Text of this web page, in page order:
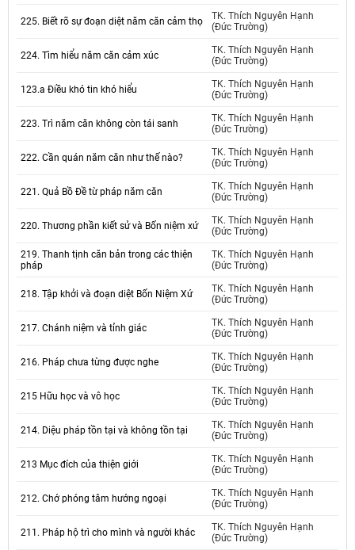
225. Biết rõ sự đoạn diệt năm căn cảm thọ
TK. Thích Nguyên Hạnh
(Đức Trường)
224. Tìm hiểu năm căn cảm xúc
TK. Thích Nguyên Hạnh
(Đức Trường)
123.a Điều khó tin khó hiểu
TK. Thích Nguyên Hạnh
(Đức Trường)
223. Trì năm căn không còn tái sanh
TK. Thích Nguyên Hạnh
(Đức Trường)
222. Cần quán năm căn như thế nào?
TK. Thích Nguyên Hạnh
(Đức Trường)
221. Quả Bồ Đề từ pháp năm căn
TK. Thích Nguyên Hạnh
(Đức Trường)
220. Thương phần kiết sử và Bốn niệm xứ
TK. Thích Nguyên Hạnh
(Đức Trường)
219. Thanh tịnh căn bản trong các thiện
pháp
TK. Thích Nguyên Hạnh
(Đức Trường)
218. Tập khởi và đoạn diệt Bốn Niệm Xứ
TK. Thích Nguyên Hạnh
(Đức Trường)
217. Chánh niệm và tỉnh giác
TK. Thích Nguyên Hạnh
(Đức Trường)
216. Pháp chưa từng được nghe
TK. Thích Nguyên Hạnh
(Đức Trường)
215 Hữu học và vô học
TK. Thích Nguyên Hạnh
(Đức Trường)
214. Diệu pháp tồn tại và không tồn tại
TK. Thích Nguyên Hạnh
(Đức Trường)
213 Mục đích của thiện giới
TK. Thích Nguyên Hạnh
(Đức Trường)
212. Chớ phóng tâm hướng ngoại
TK. Thích Nguyên Hạnh
(Đức Trường)
211. Pháp hộ trì cho mình và người khác
TK. Thích Nguyên Hạnh
(Đức Trường)